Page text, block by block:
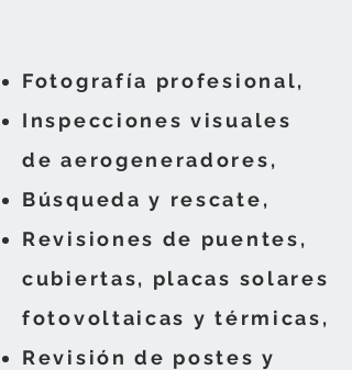
Fotografía profesional,
Inspecciones visuales
de aerogeneradores,
Búsqueda y rescate,
Revisiones de puentes,
cubiertas, placas solares
fotovoltaicas y térmicas,
Revisión de postes y